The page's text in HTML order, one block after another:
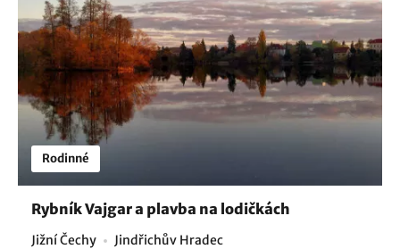
Rodinné
Rybník Vajgar a plavba na lodičkách
Jižní Čechy Jindřichův Hradec